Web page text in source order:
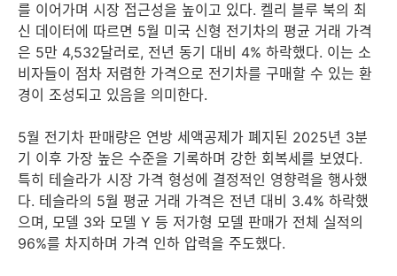
를 이어가며 시장 접근성을 높이고 있다. 켈리 블루 북의 최
신 데이터에 따르면 5월 미국 신형 전기차의 평균 거래 가격
은 5만 4,532달러로, 전년 동기 대비 4% 하락했다. 이는 소
비자들이 점차 저렴한 가격으로 전기차를 구매할 수 있는 환
경이 조성되고 있음을 의미한다.
5월 전기차 판매량은 연방 세액공제가 폐지된 2025년 3분
기 이후 가장 높은 수준을 기록하며 강한 회복세를 보였다.
특히 테슬라가 시장 가격 형성에 결정적인 영향력을 행사했
다. 테슬라의 5월 평균 거래 가격은 전년 대비 3.4% 하락했
으며, 모델 3와 모델 Y 등 저가형 모델 판매가 전체 실적의
96%를 차지하며 가격 인하 압력을 주도했다.